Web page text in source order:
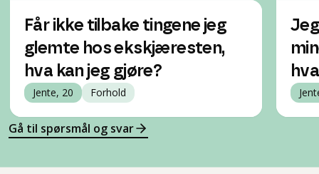
Får ikke tilbake tingene jeg
glemte hos ekskjæresten,
hva kan jeg gjøre?
Jente, 20 Forhold
Gå til spørsmål og svar